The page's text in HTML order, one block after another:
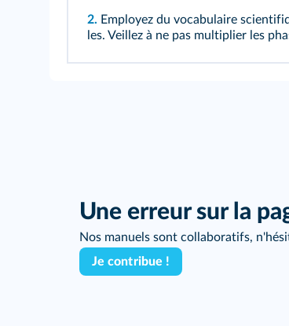
2. Employez du vocabulaire
les. Veillez à ne pas multiplier les
Une erreur sur la
Nos manuels sont collaboratifs,
Je contribue !